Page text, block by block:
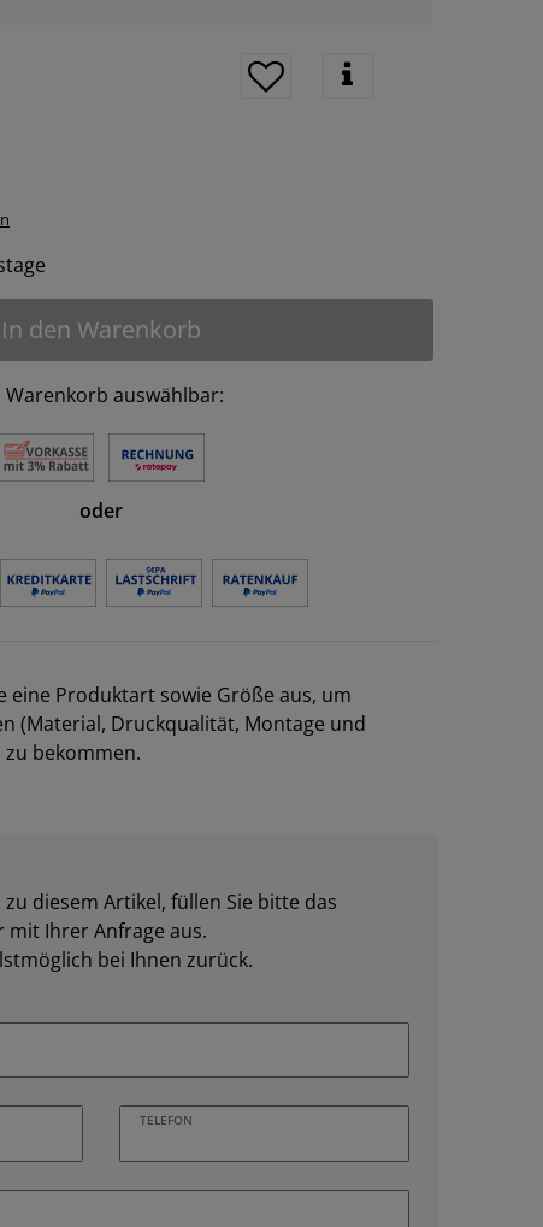
In den Warenkorb
Warenkorb auswählbar:
oder
eine Produktart sowie Größe aus, um
(Material, Druckqualität, Montage und
bekommen.
diesem Artikel, füllen Sie bitte das
mit Ihrer Anfrage aus.
bei Ihnen zurück.
TELEFON